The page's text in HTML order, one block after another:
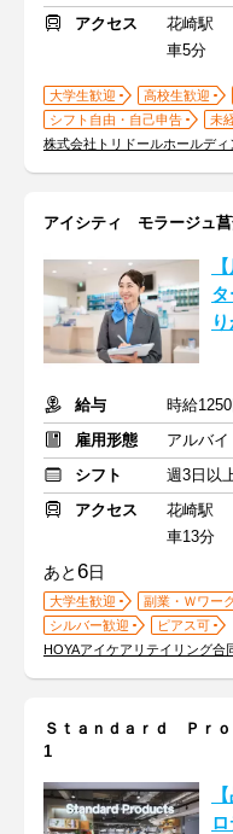
アクセス
花崎駅
車5分
大学生歓迎 高校生歓迎
シフト自由・自己申告
未
株式会社トリドールホールデ
アイシティ モラージュ
給与
時給1250
雇用形態
アルバイ
シフト
週3日以
アクセス
花崎駅
車13分
あと6日
大学生歓迎 副業・Ｗワー
シルバー歓迎
ピアス可
HOYAアイケアリテイリング合
Ｓｔａｎｄａｒｄ Ｐｒ
1